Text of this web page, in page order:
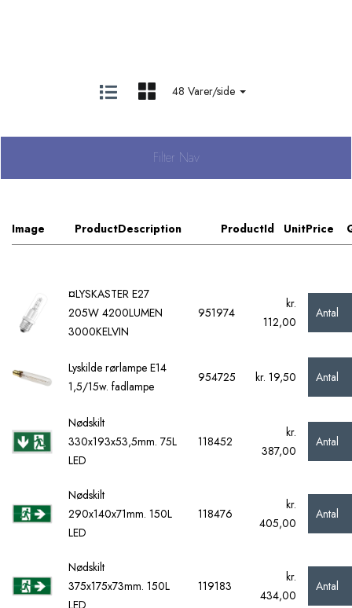
48 Varer/side
Filter Nav
Image ProductDescription ProductId UnitPrice
¤LYSKASTER E27
205W 4200LUMEN
3000KELVIN
951974
kr.
112,00
Antal
Lyskilde rørlampe E14
1,5/15w. fadlampe
954725 kr. 19,50 Antal
Nødskilt
330x193x53,5mm. 75L
LED
118452
kr.
387,00
Antal
Nødskilt
290x140x71mm. 150L
LED
118476
kr.
405,00
Antal
Nødskilt
375x175x73mm. 150L
119183
kr.
434,00
Antal